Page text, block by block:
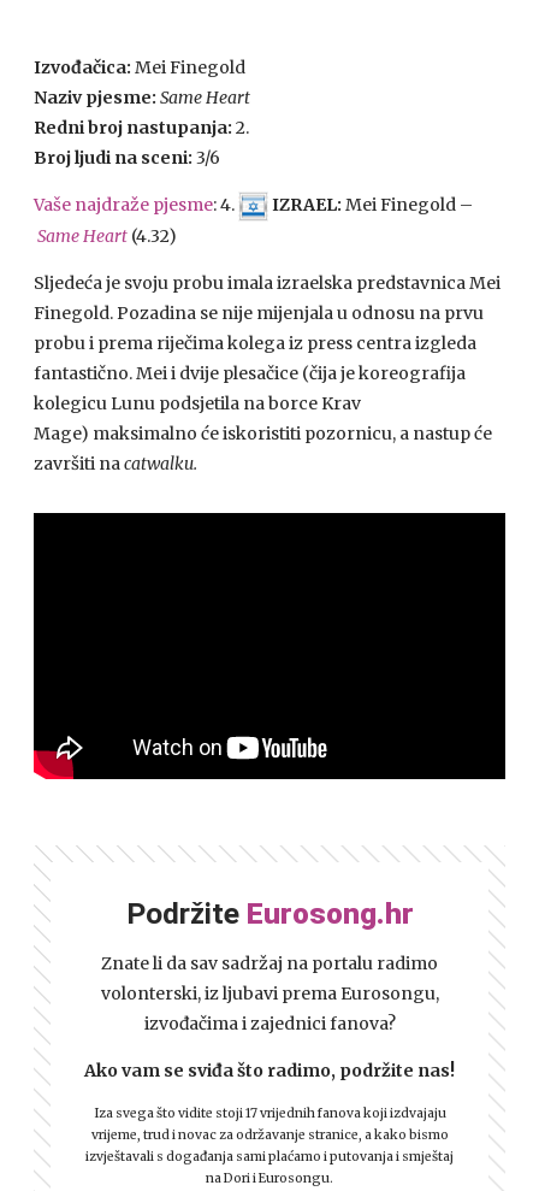
Izvođačica: Mei Finegold
Naziv pjesme: Same Heart
Redni broj nastupanja: 2.
Broj ljudi na sceni: 3/6
Vaše najdraže pjesme: 4. IZRAEL: Mei Finegold –
Same Heart (4.32)
Sljedeća je svoju probu imala izraelska predstavnica Mei
Finegold. Pozadina se nije mijenjala u odnosu na prvu
probu i prema riječima kolega iz press centra izgleda
fantastično. Mei i dvije plesačice (čija je koreografija
kolegicu Lunu podsjetila na borce Krav
Mage) maksimalno će iskoristiti pozornicu, a nastup će
završiti nacatwalku.
Podržite Eurosong.hr
Znate li da sav sadržaj na portalu radimo
volonterski, iz ljubavi prema Eurosongu,
izvođačima i zajednici fanova?
Ako vam se sviđa što radimo, podržite nas!
Iza svega što vidite stoji 17 vrijednih fanova koji izdvajaju
vrijeme, trud i novac za održavanje stranice, a kako bismo
izvještavali s događanja sami plaćamo i putovanja i smještaj
na Dori i Eurosongu.